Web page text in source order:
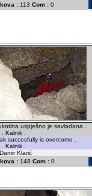
:113 Com :0
uspješno je savladana .
Kalnik .
succesfully is overcome .
Kalnik .
Klarić
:148 Com :0